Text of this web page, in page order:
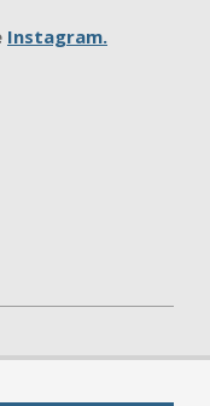
Instagram.